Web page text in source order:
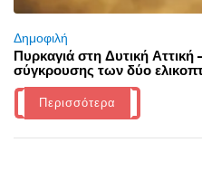
Δημοφιλή
Πυρκαγιά στη Δυτική Αττική
σύγκρουσης των δύο
Περισσότερα